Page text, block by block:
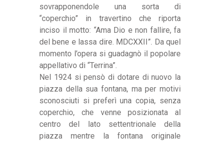
sovrapponendole una sorta di
“coperchio” in travertino che riporta
inciso il motto: “Ama Dio e non fallire, fa
del bene e lassa dire. MDCXXII”. Da quel
momento l’opera si guadagnò il popolare
appellativo di “Terrina”.
Nel 1924 si pensò di dotare di nuovo la
piazza della sua fontana, ma per motivi
sconosciuti si preferì una copia, senza
coperchio, che venne posizionata al
centro del lato settentrionale della
piazza mentre la fontana originale